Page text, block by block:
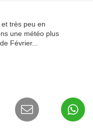
très peu en
une météo plus
Février...